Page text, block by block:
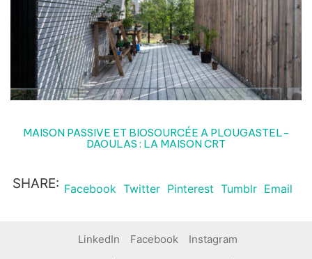
MAISON PASSIVE ET BIOSOURCÉE A PLOUGASTEL-
DAOULAS : LA MAISON CRT
SHARE: Facebook Twitter Pinterest Tumblr Email
LinkedIn Facebook Instagram